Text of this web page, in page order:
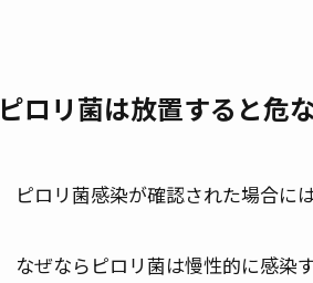
ピロリ菌は放置すると危
ピロリ菌感染が確認された場合には
なぜならピロリ菌は慢性的に感染